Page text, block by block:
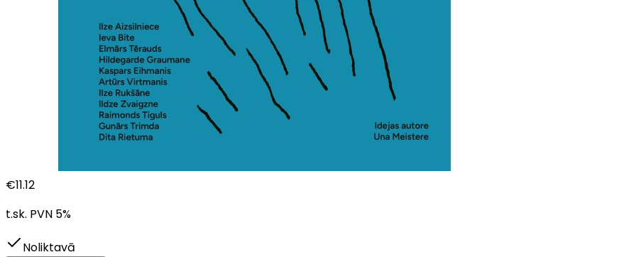
€11.12
t.sk. PVN 5%
Noliktavā